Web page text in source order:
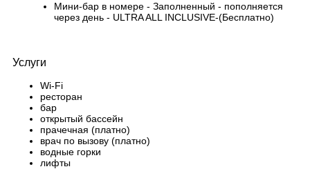
Мини-бар в номере - Заполненный - пополняется
через день - ULTRA ALL INCLUSIVE-(Бесплатно)
Услуги
Wi-Fi
ресторан
бар
открытый бассейн
прачечная (платно)
врач по вызову (платно)
водные горки
лифты